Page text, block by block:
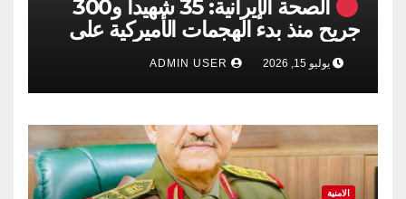
الصحة الإيرانية: 35 شهيداً و300
جريح منذ بدء الهجمات الأميركية على
جنوبي البلاد
يوليو 15, 2026
الامنية